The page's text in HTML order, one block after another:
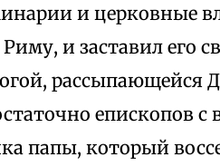
и церковные
и заставил его
рассыпающейся
епископов с
папы, который